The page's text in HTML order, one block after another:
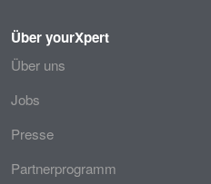
Über yourXpert
Über uns
Jobs
Presse
Partnerprogramm